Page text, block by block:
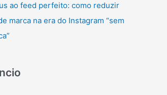
ao feed perfeito: como reduzir
marca na era do Instagram “sem